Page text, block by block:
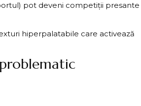
pot deveni competiții presante
hiperpalatabile care activează